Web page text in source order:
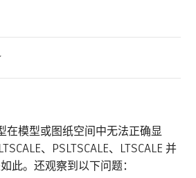
在模型或图纸空间中无法正确显
、PSLTSCALE、LTSCALE 并
此。还观察到以下问题：